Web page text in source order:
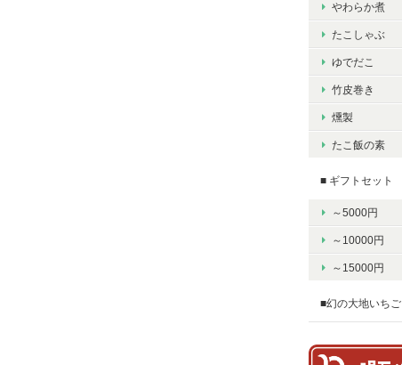
やわらか煮
たこしゃぶ
ゆでだこ
竹皮巻き
燻製
たこ飯の素
■ ギフトセット
～5000円
～10000円
～15000円
■幻の大地いちご